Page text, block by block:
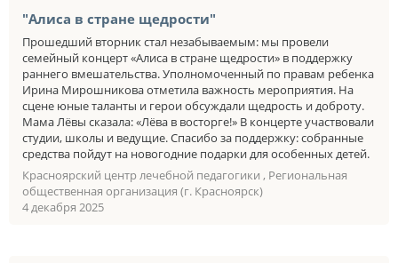
"Алиса в стране щедрости"
Прошедший вторник стал незабываемым: мы провели
семейный концерт «Алиса в стране щедрости» в поддержку
раннего вмешательства. Уполномоченный по правам ребенка
Ирина Мирошникова отметила важность мероприятия. На
сцене юные таланты и герои обсуждали щедрость и доброту.
Мама Лёвы сказала: «Лёва в восторге!» В концерте участвовали
студии, школы и ведущие. Спасибо за поддержку: собранные
средства пойдут на новогодние подарки для особенных детей.
Красноярский центр лечебной педагогики , Региональная
общественная организация (г. Красноярск)
4 декабря 2025